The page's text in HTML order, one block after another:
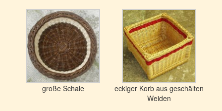
große Schale
eckiger Korb aus geschälten
Weiden